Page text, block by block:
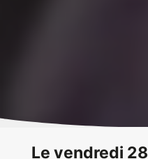
Le vendredi